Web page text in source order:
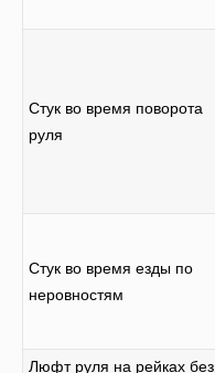
Стук во время поворота
руля
Стук во время езды по
неровностям
Люфт руля на рейках без